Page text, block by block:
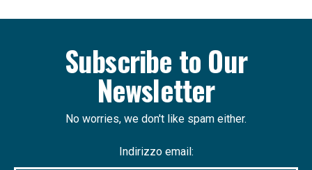
Subscribe to Our
Newsletter
No worries, we don't like spam either.
Indirizzo email: